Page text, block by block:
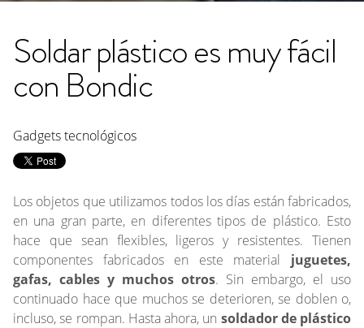
Soldar plástico es muy fácil
con Bondic
Gadgets tecnológicos
Los objetos que utilizamos todos los días están fabricados,
en una gran parte, en diferentes tipos de plástico. Esto
hace que sean flexibles, ligeros y resistentes. Tienen
componentes fabricados en este material juguetes,
gafas, cables y muchos otros. Sin embargo, el uso
continuado hace que muchos se deterioren, se doblen o,
incluso, se rompan. Hasta ahora, un soldador de plástico